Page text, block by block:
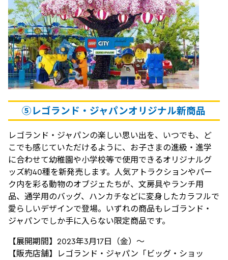
⑤レゴランド・ジャパンオリジナル新商品
レゴランド・ジャパンの楽しい思い出を、いつでも、ど
こでも感じていただけるように、お子さまの進級・進学
に合わせて幼稚園や小学校等で使用できるオリジナルグ
ッズ約40種を新発売します。人気アトラクションやパー
ク内を彩る動物のオブジェたちが、文房具やランチ用
品、通学用のバッグ、ハンカチなどに変身したカラフルで
愛らしいデザインで登場。いずれの商品もレゴランド・
ジャパンでしか手に入らない限定商品です。
【展開期間】2023年3月17日（金）～
【販売店舗】レゴランド・ジャパン「ビッグ・ショッ